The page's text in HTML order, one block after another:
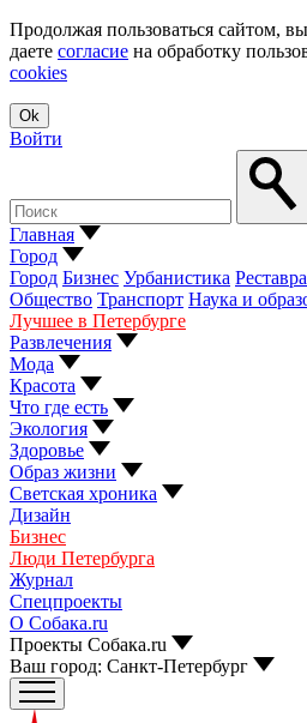
Продолжая пользоваться сайтом,
даете согласие на обработку
cookies
Ok
Войти
Главная
Город
Город Бизнес Урбанистика
Общество Транспорт Наука и
Лучшее в Петербурге
Развлечения
Мода
Красота
Что где есть
Экология
Здоровье
Образ жизни
Светская хроника
Дизайн
Бизнес
Люди Петербурга
Журнал
Спецпроекты
О Собака.ru
Проекты Собака.ru
Ваш город: Санкт-Петербург